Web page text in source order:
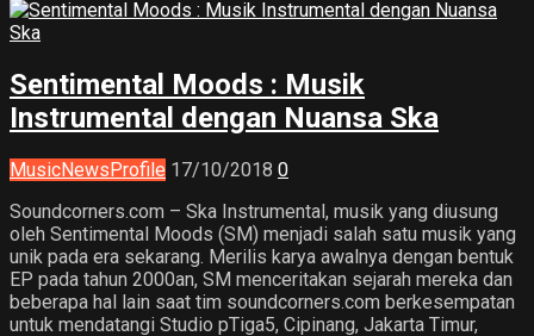
Sentimental Moods : Musik
Instrumental dengan Nuansa Ska
MusicNews Profile 17/10/2018 0
Soundcorners.com – Ska Instrumental, musik yang diusung
oleh Sentimental Moods (SM) menjadi salah satu musik yang
unik pada era sekarang. Merilis karya awalnya dengan bentuk
EP pada tahun 2000an, SM menceritakan sejarah mereka dan
beberapa hal lain saat tim soundcorners.com berkesempatan
untuk mendatangi Studio pTiga5, Cipinang, Jakarta Timur,